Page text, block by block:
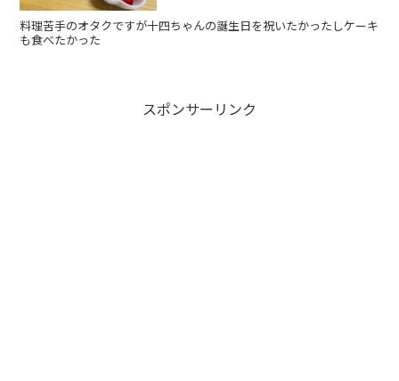
料理苦手のオタクですが十四ちゃんの誕生日を祝いたかったしケーキ
も食べたかった
スポンサーリンク